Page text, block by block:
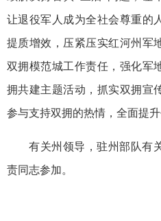
让退役军人成为全社会尊重的
提质增效，压紧压实红河州军
双拥模范城工作责任，强化军
拥共建主题活动，抓实双拥宣
参与支持双拥的热情，全面提升
有关州领导，驻州部队有
责同志参加。